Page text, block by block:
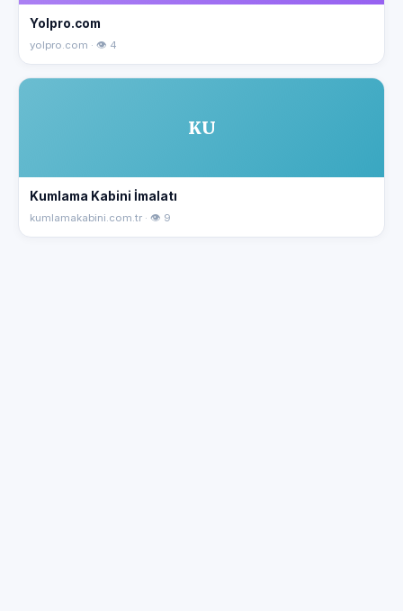
Yolpro.com
yolpro.com · 👁 4
KU
Kumlama Kabini İmalatı
kumlamakabini.com.tr · 👁 9